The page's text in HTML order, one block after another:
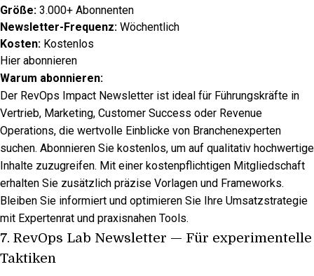
Größe: 3.000+ Abonnenten
Newsletter-Frequenz: Wöchentlich
Kosten: Kostenlos
Hier abonnieren
Warum abonnieren:
Der RevOps Impact Newsletter ist ideal für Führungskräfte in
Vertrieb, Marketing, Customer Success oder Revenue
Operations, die wertvolle Einblicke von Branchenexperten
suchen. Abonnieren Sie kostenlos, um auf qualitativ hochwertige
Inhalte zuzugreifen. Mit einer kostenpflichtigen Mitgliedschaft
erhalten Sie zusätzlich präzise Vorlagen und Frameworks.
Bleiben Sie informiert und optimieren Sie Ihre Umsatzstrategie
mit Expertenrat und praxisnahen Tools.
7. RevOps Lab Newsletter — Für experimentelle
Taktiken